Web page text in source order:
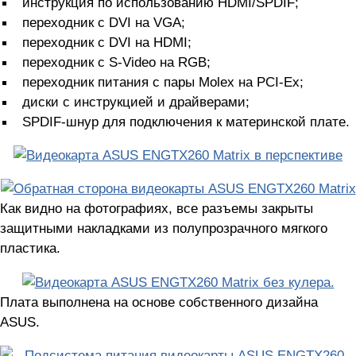
переходник с DVI на VGA;
переходник с DVI на HDMI;
переходник с S-Video на RGB;
переходник питания с пары Molex на PCI-Ex;
диски с инструкцией и драйверами;
SPDIF-шнур для подключения к материнской плате.
Как видно на фотографиях, все разъемы закрыты
защитными накладками из полупрозрачного мягкого
пластика.
Плата выполнена на основе собственного дизайна
ASUS.